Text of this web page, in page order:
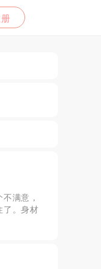
满意，
了。身材
找不少
样。在